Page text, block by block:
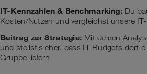
IT-Kennzahlen & Benchmarking: Du
Kosten/Nutzen und vergleichst unsere
Beitrag zur Strategie: Mit deinen
und stellst sicher, dass IT-Budgets dort
Gruppe liefern